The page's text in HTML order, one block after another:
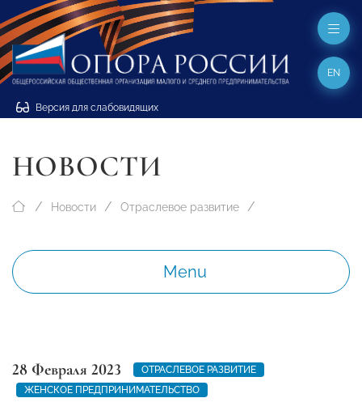
Версия для слабовидящих
EN
НОВОСТИ
Новости Отраслевое развитие
Menu
28 Февраля 2023
ОТРАСЛЕВОЕ РАЗВИТИЕ
ЖЕНСКОЕ ПРЕДПРИНИМАТЕЛЬСТВО